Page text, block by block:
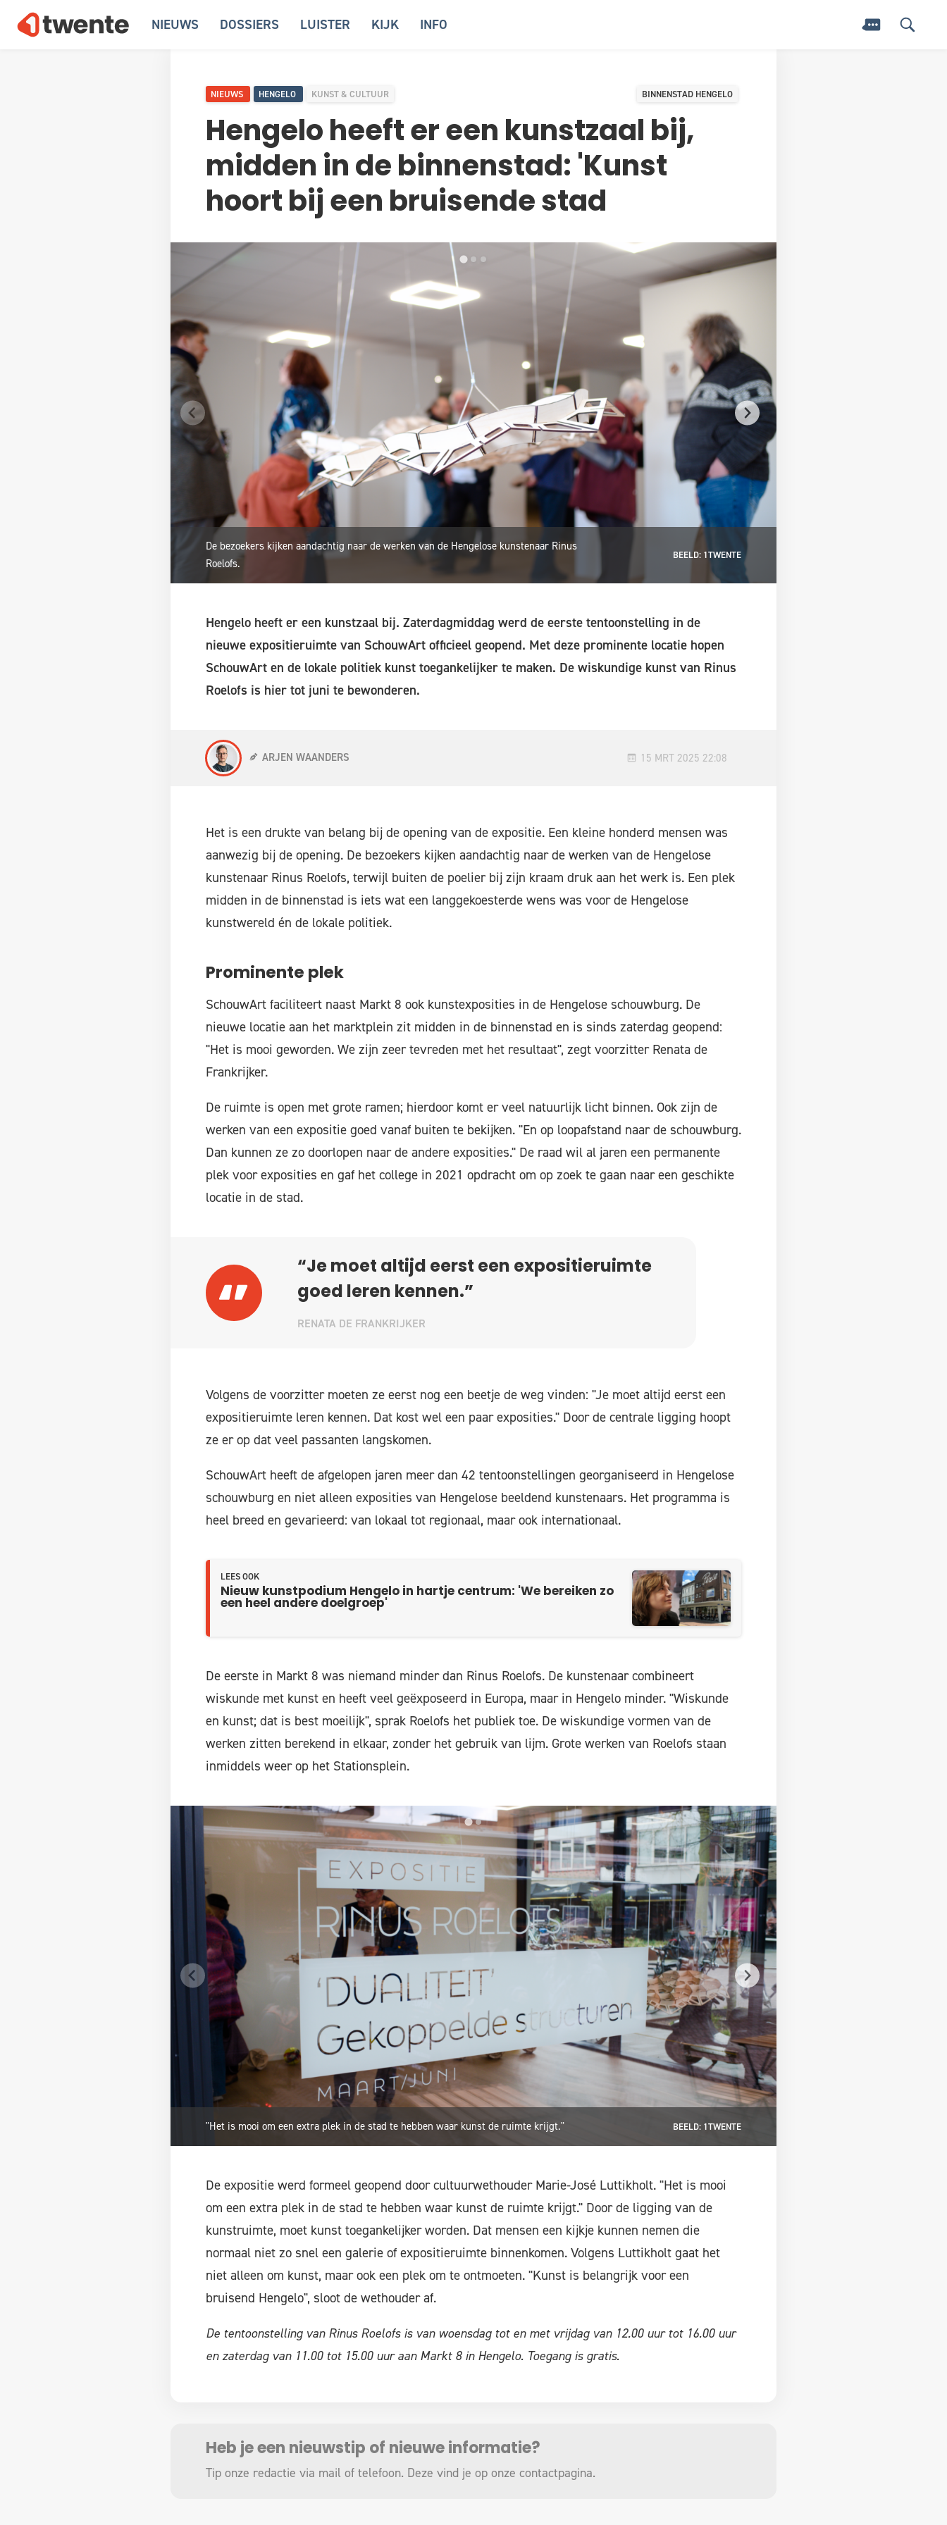
NIEUWS DOSSIERS LUISTER KIJK INFO
NIEUWS HENGELO KUNST & CULTUUR BINNENSTAD HENGELO
Hengelo heeft er een kunstzaal bij,
midden in de binnenstad: 'Kunst
hoort bij een bruisende stad
De bezoekers kijken aandachtig naar de werken van de Hengelose kunstenaar Rinus
Roelofs.
BEELD: 1TWENTE
Hengelo heeft er een kunstzaal bij. Zaterdagmiddag werd de eerste tentoonstelling in de
nieuwe expositieruimte van SchouwArt officieel geopend. Met deze prominente locatie hopen
SchouwArt en de lokale politiek kunst toegankelijker te maken. De wiskundige kunst van Rinus
Roelofs is hier tot juni te bewonderen.
ARJEN WAANDERS 15 MRT 2025 22:08
Het is een drukte van belang bij de opening van de expositie. Een kleine honderd mensen was
aanwezig bij de opening. De bezoekers kijken aandachtig naar de werken van de Hengelose
kunstenaar Rinus Roelofs, terwijl buiten de poelier bij zijn kraam druk aan het werk is. Een plek
midden in de binnenstad is iets wat een langgekoesterde wens was voor de Hengelose
kunstwereld én de lokale politiek.
Prominente plek
SchouwArt faciliteert naast Markt 8 ook kunstexposities in de Hengelose schouwburg. De
nieuwe locatie aan het marktplein zit midden in de binnenstad en is sinds zaterdag geopend:
"Het is mooi geworden. We zijn zeer tevreden met het resultaat", zegt voorzitter Renata de
Frankrijker.
De ruimte is open met grote ramen; hierdoor komt er veel natuurlijk licht binnen. Ook zijn de
werken van een expositie goed vanaf buiten te bekijken. "En op loopafstand naar de schouwburg.
Dan kunnen ze zo doorlopen naar de andere exposities." De raad wil al jaren een permanente
plek voor exposities en gaf het college in 2021 opdracht om op zoek te gaan naar een geschikte
locatie in de stad.
“Je moet altijd eerst een expositieruimte
goed leren kennen.”
RENATA DE FRANKRIJKER
Volgens de voorzitter moeten ze eerst nog een beetje de weg vinden: "Je moet altijd eerst een
expositieruimte leren kennen. Dat kost wel een paar exposities." Door de centrale ligging hoopt
ze er op dat veel passanten langskomen.
SchouwArt heeft de afgelopen jaren meer dan 42 tentoonstellingen georganiseerd in Hengelose
schouwburg en niet alleen exposities van Hengelose beeldend kunstenaars. Het programma is
heel breed en gevarieerd: van lokaal tot regionaal, maar ook internationaal.
LEES OOK
Nieuw kunstpodium Hengelo in hartje centrum: 'We bereiken zo
een heel andere doelgroep'
De eerste in Markt 8 was niemand minder dan Rinus Roelofs. De kunstenaar combineert
wiskunde met kunst en heeft veel geëxposeerd in Europa, maar in Hengelo minder. "Wiskunde
en kunst; dat is best moeilijk", sprak Roelofs het publiek toe. De wiskundige vormen van de
werken zitten berekend in elkaar, zonder het gebruik van lijm. Grote werken van Roelofs staan
inmiddels weer op het Stationsplein.
"Het is mooi om een extra plek in de stad te hebben waar kunst de ruimte krijgt." BEELD: 1TWENTE
De expositie werd formeel geopend door cultuurwethouder Marie-José Luttikholt. "Het is mooi
om een extra plek in de stad te hebben waar kunst de ruimte krijgt." Door de ligging van de
kunstruimte, moet kunst toegankelijker worden. Dat mensen een kijkje kunnen nemen die
normaal niet zo snel een galerie of expositieruimte binnenkomen. Volgens Luttikholt gaat het
niet alleen om kunst, maar ook een plek om te ontmoeten. "Kunst is belangrijk voor een
bruisend Hengelo", sloot de wethouder af.
De tentoonstelling van Rinus Roelofs is van woensdag tot en met vrijdag van 12.00 uur tot 16.00 uur
en zaterdag van 11.00 tot 15.00 uur aan Markt 8 in Hengelo. Toegang is gratis.
Heb je een nieuwstip of nieuwe informatie?
Tip onze redactie via mail of telefoon. Deze vind je op onze contactpagina.